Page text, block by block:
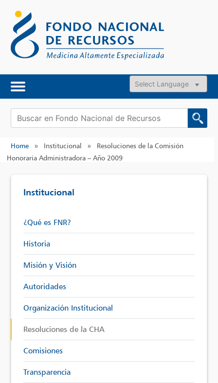
content
Powered by
Buscar:
Home » Institucional »
Resoluciones de la Comisión
Honoraria Administradora – Año 2009
Institucional
¿Qué es FNR?
Historia
Misión y Visión
Autoridades
Organización Institucional
Resoluciones de la CHA
Comisiones
Transparencia